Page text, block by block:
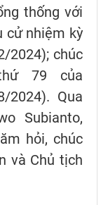
thống với
cử nhiệm kỳ
2024); chúc
79 của
2024). Qua
Subianto,
hỏi, chúc
và Chủ tịch